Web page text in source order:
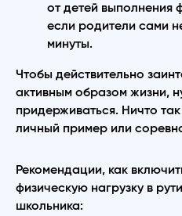
от детей выполнения
если родители сами
минуты.
Чтобы действительно
активным образом жизни,
придерживаться. Ничто
личный пример или
Рекомендации, как
физическую нагрузку в
школьника: